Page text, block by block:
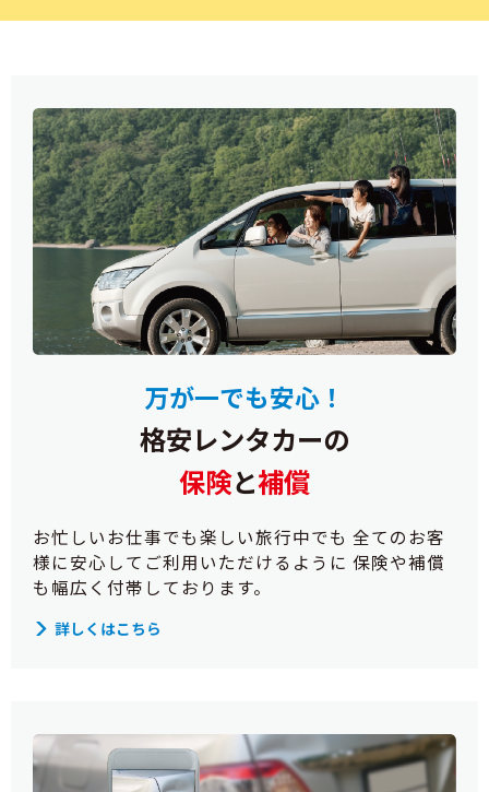
万が一でも安心！
格安レンタカーの
保険と補償
お忙しいお仕事でも楽しい旅行中でも 全てのお客
様に安心してご利用いただけるように 保険や補償
も幅広く付帯しております。
詳しくはこちら